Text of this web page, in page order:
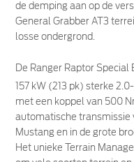
de demping aan op de
General Grabber AT3
losse ondergrond.
De Ranger Raptor
157 kW (213 pk) sterke
met een koppel van 500
automatische transmissie
Mustang en in de grote
Het unieke Terrain